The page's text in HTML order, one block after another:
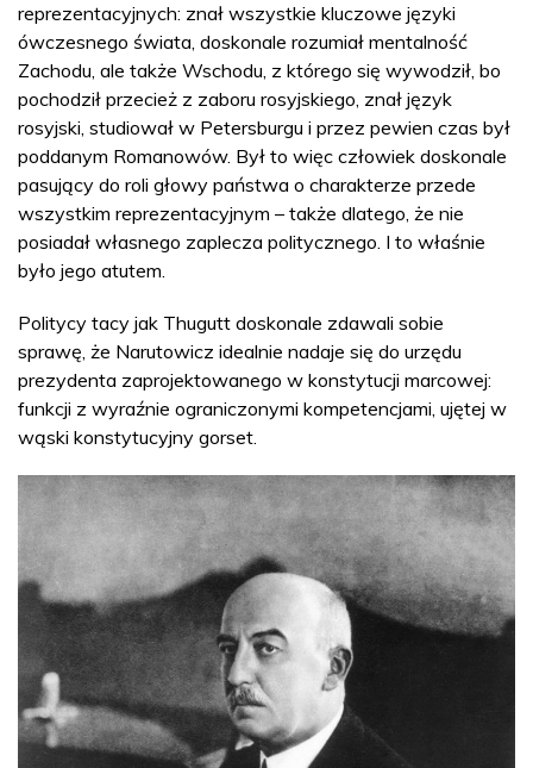
reprezentacyjnych: znał wszystkie kluczowe języki
ówczesnego świata, doskonale rozumiał mentalność
Zachodu, ale także Wschodu, z którego się wywodził, bo
pochodził przecież z zaboru rosyjskiego, znał język
rosyjski, studiował w Petersburgu i przez pewien czas był
poddanym Romanowów. Był to więc człowiek doskonale
pasujący do roli głowy państwa o charakterze przede
wszystkim reprezentacyjnym – także dlatego, że nie
posiadał własnego zaplecza politycznego. I to właśnie
było jego atutem.
Politycy tacy jak Thugutt doskonale zdawali sobie
sprawę, że Narutowicz idealnie nadaje się do urzędu
prezydenta zaprojektowanego w konstytucji marcowej:
funkcji z wyraźnie ograniczonymi kompetencjami, ujętej w
wąski konstytucyjny gorset.